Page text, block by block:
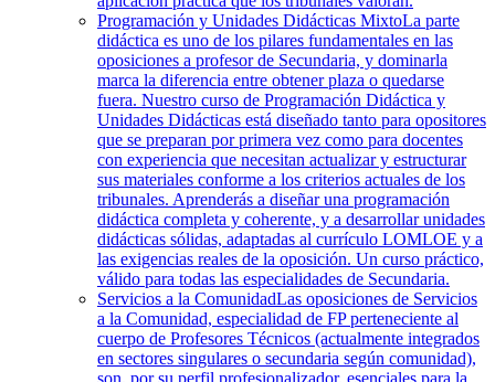
Programación y Unidades Didácticas MixtoLa parte
didáctica es uno de los pilares fundamentales en las
oposiciones a profesor de Secundaria, y dominarla
marca la diferencia entre obtener plaza o quedarse
fuera. Nuestro curso de Programación Didáctica y
Unidades Didácticas está diseñado tanto para opositores
que se preparan por primera vez como para docentes
con experiencia que necesitan actualizar y estructurar
sus materiales conforme a los criterios actuales de los
tribunales. Aprenderás a diseñar una programación
didáctica completa y coherente, y a desarrollar unidades
didácticas sólidas, adaptadas al currículo LOMLOE y a
las exigencias reales de la oposición. Un curso práctico,
válido para todas las especialidades de Secundaria.
Servicios a la ComunidadLas oposiciones de Servicios
a la Comunidad, especialidad de FP perteneciente al
cuerpo de Profesores Técnicos (actualmente integrados
en sectores singulares o secundaria según comunidad),
son, por su perfil profesionalizador, esenciales para la